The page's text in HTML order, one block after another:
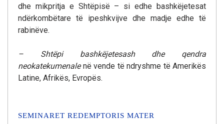
dhe mikpritja e Shtëpisë – si edhe bashkëjetesat
ndërkombëtare të ipeshkvijve dhe madje edhe të
rabinëve.
– Shtëpi bashkëjetesash dhe qendra
neokatekumenalenë vende të ndryshme të Amerikës
Latine, Afrikës, Evropës.
SEMINARET REDEMPTORIS MATER